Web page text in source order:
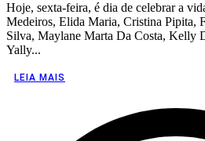
Hoje, sexta-feira, é dia de celebrar a
Medeiros, Elida Maria, Cristina Pipita,
Silva, Maylane Marta Da Costa, Kelly
Yally...
LEIA MAIS